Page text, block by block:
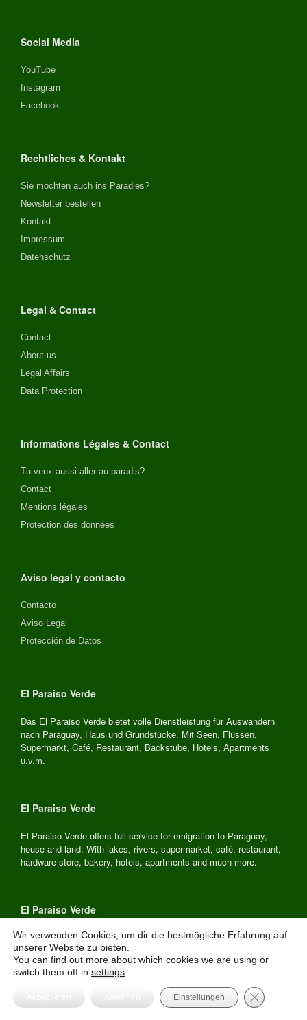
Social Media
YouTube
Instagram
Facebook
Rechtliches & Kontakt
Sie möchten auch ins Paradies?
Newsletter bestellen
Kontakt
Impressum
Datenschutz
Legal & Contact
Contact
About us
Legal Affairs
Data Protection
Informations Légales & Contact
Tu veux aussi aller au paradis?
Contact
Mentions légales
Protection des données
Aviso legal y contacto
Contacto
Aviso Legal
Protección de Datos
El Paraiso Verde
Das El Paraiso Verde bietet volle Dienstleistung für Auswandern
nach Paraguay, Haus und Grundstücke. Mit Seen, Flüssen,
Supermarkt, Café, Restaurant, Backstube, Hotels, Apartments
u.v.m.
El Paraiso Verde
El Paraiso Verde offers full service for emigration to Paraguay,
house and land. With lakes, rivers, supermarket, café, restaurant,
hardware store, bakery, hotels, apartments and much more.
El Paraiso Verde
El Paraiso Verde ofrece servicio completo para emigrar a
Paraguay, casa y terreno. Con lagos, ríos, supermercado,
cafetería, restaurante, ferretería, panadería, hoteles, pisos y
mucho más.
Wir verwenden Cookies, um dir die bestmögliche Erfahrung auf
unserer Website zu bieten.
You can find out more about which cookies we are using or
switch them off in settings
Einstellungen GDPR